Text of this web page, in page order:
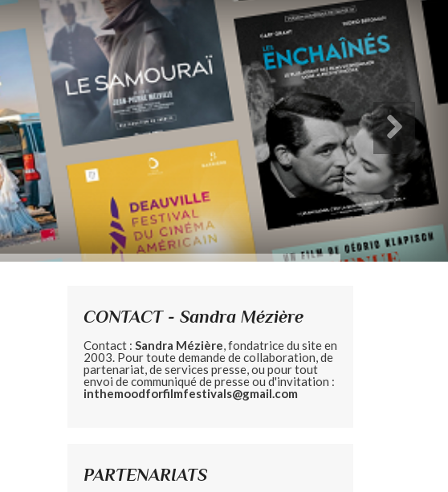
CONTACT - Sandra Mézière
Contact : Sandra Mézière, fondatrice du site en
2003. Pour toute demande de collaboration, de
partenariat, de services presse, ou pour tout
envoi de communiqué de presse ou d'invitation :
inthemoodforfilmfestivals@gmail.com
PARTENARIATS